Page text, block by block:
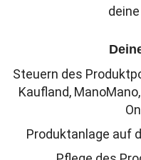
Steuern des
Kaufland,
Produktanlage auf